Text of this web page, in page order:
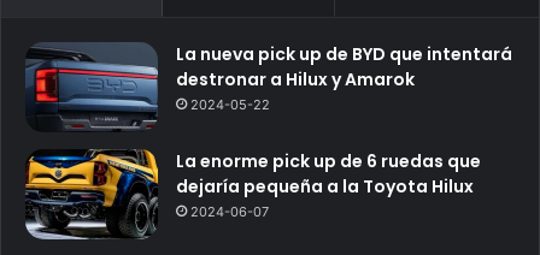
La nueva pick up de BYD que intentará
destronar a Hilux y Amarok
2024-05-22
La enorme pick up de 6 ruedas que
dejaría pequeña a la Toyota Hilux
2024-06-07